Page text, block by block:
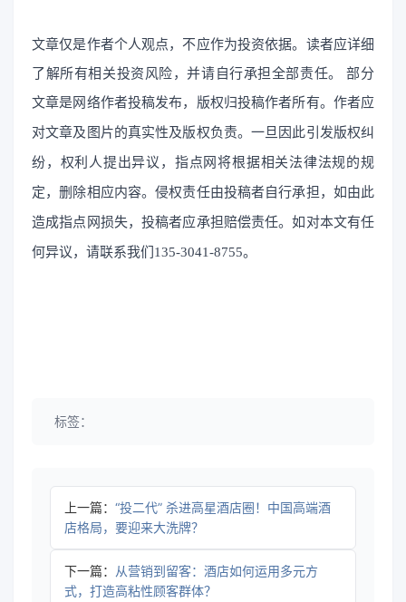
文章仅是作者个人观点，不应作为投资依据。读者应详细
了解所有相关投资风险，并请自行承担全部责任。
部分
文章是网络作者投稿发布， 版权归投稿作者所有。作者应
对文章及图片的真实性及版权负责。一旦因此引发版权纠
纷，权利人提出异议，指点网将根据相关法律法规的规
定，删除相应内容。侵权责任由投稿者自行承担，如由此
造成指点网损失，投稿者应承担赔偿责任。如对本文有任
何异议，请联系我们135-3041-8755。
标签：
上一篇： “投二代” 杀进高星酒店圈！中国高端酒
店格局，要迎来大洗牌？
下一篇：
从营销到留客：酒店如何运用多元方
式，打造高粘性顾客群体？